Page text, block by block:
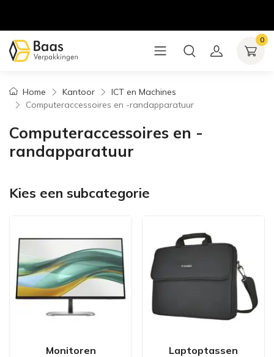
0
Home Kantoor
ICT en Machines
Computeraccessoires en -randapparatuur
Computeraccessoires en -
randapparatuur
Kies een subcategorie
Monitoren Laptoptassen